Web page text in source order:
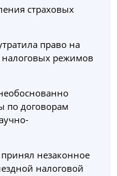
страховых
право на
режимов
по договорам
незаконное
налоговой